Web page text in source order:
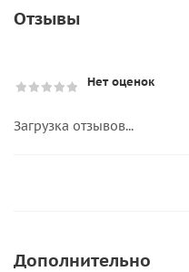
Отзывы
Нет оценок
Загрузка отзывов...
Дополнительно